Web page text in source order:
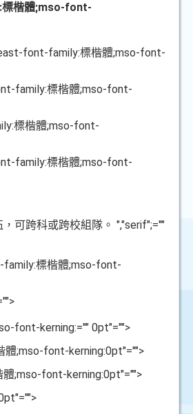
楷體;mso-font-
font-family:標楷體;mso-font-
family:標楷體;mso-font-
標楷體;mso-font-
family:標楷體;mso-font-
可跨科或跨校組隊。 ","serif";=""
標楷體;mso-font-
font-kerning:="" 0pt"="">
;mso-font-kerning:0pt"="">
;mso-font-kerning:0pt"="">